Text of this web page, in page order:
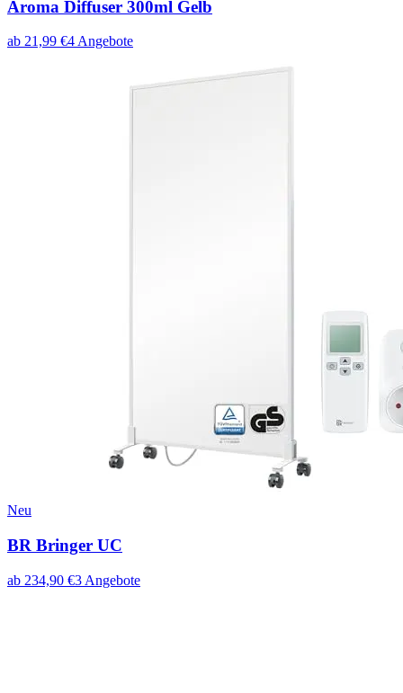
Aroma Diffuser 300ml Gelb
ab 21,99 €4 Angebote
Neu
BR Bringer UC
ab 234,90 €3 Angebote